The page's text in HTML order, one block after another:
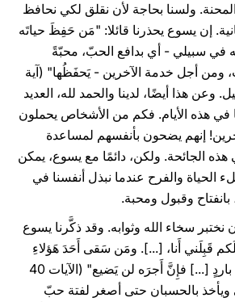
ولسنا بحاجة لأن نقلق لكي نحافظ
إن يسوع يحذرنا قائلا: "مَن حَفِظَ حياتَه
في سبيلي - أي بدافع الحبّ، محبّةً
ومن أجل خدمة الآخرين - يَحفَظُها" (آية
وعن هذا أيضًا، لدينا والحمد لله، العديد
في هذه الأيام. فكم من الأشخاص يحملون
إنهم يضحون بأنفسهم لمساعدة
هذه الجائحة. ولكن، دائمًا مع يسوع، يمكن
الحياة والفرح عندما نبذل أنفسنا في
بانفتاح وقبول ومحبة.
نختبر سخاء الله وثوابه. وقد ذكَّرنا يسوع
قَبِلَني أَنا، [...]. ومَن سَقى أَحَدَ هَؤلاءِ
الصِّغارِ، وَلَو كَأسَ ماءٍ باردٍ [...] فإِنَّ أَجرَه لن يَضيع" (الآيات 40
ويأخذ بالحسبان حتى أصغر لفتة حبّ